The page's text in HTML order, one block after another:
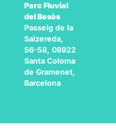
Parc Fluvial
del Besòs
Passeig de la
Salzereda,
56-58, 08922
Santa Coloma
de Gramenet,
Barcelona